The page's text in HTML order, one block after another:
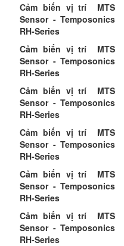
Cảm biến vị trí MTS
Sensor - Temposonics
RH-Series
Cảm biến vị trí MTS
Sensor - Temposonics
RH-Series
Cảm biến vị trí MTS
Sensor - Temposonics
RH-Series
Cảm biến vị trí MTS
Sensor - Temposonics
RH-Series
Cảm biến vị trí MTS
Sensor - Temposonics
RH-Series
Cảm biến vị trí MTS
Sensor - Temposonics
RH-Series